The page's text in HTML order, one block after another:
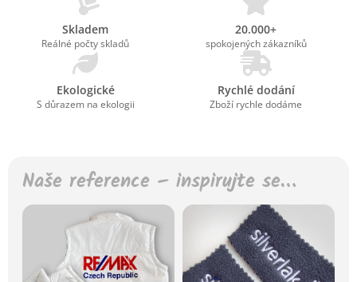
Skladem
Reálné počty skladů
20.000+
spokojených zákazníků
Ekologické
S důrazem na ekologii
Rychlé dodání
Zboží rychle dodáme
Naše reference – inspirujte se…